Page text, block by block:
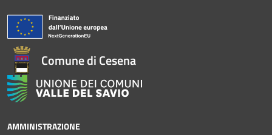
Comune di Cesena
AMMINISTRAZIONE